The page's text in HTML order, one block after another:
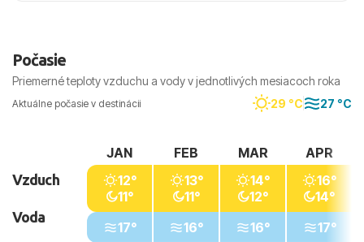
Počasie
Priemerné teploty vzduchu a vody v jednotlivých mesiacoch roka
Aktuálne počasie v destinácii 29 °C 27 °C
Vzduch
Voda
JAN
12°
11°
17°
FEB
13°
11°
16°
MAR
14°
12°
16°
APR
16°
14°
17°